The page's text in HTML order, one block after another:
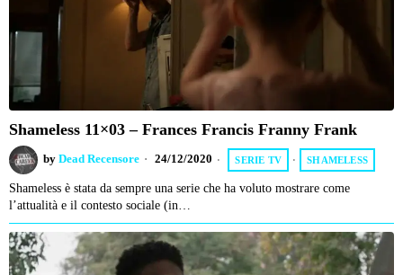
Shameless 11×03 – Frances Francis Franny Frank
by Dead Recensore 24/12/2020 SERIE TV · SHAMELESS
Shameless è stata da sempre una serie che ha voluto mostrare come
l’attualità e il contesto sociale (in…